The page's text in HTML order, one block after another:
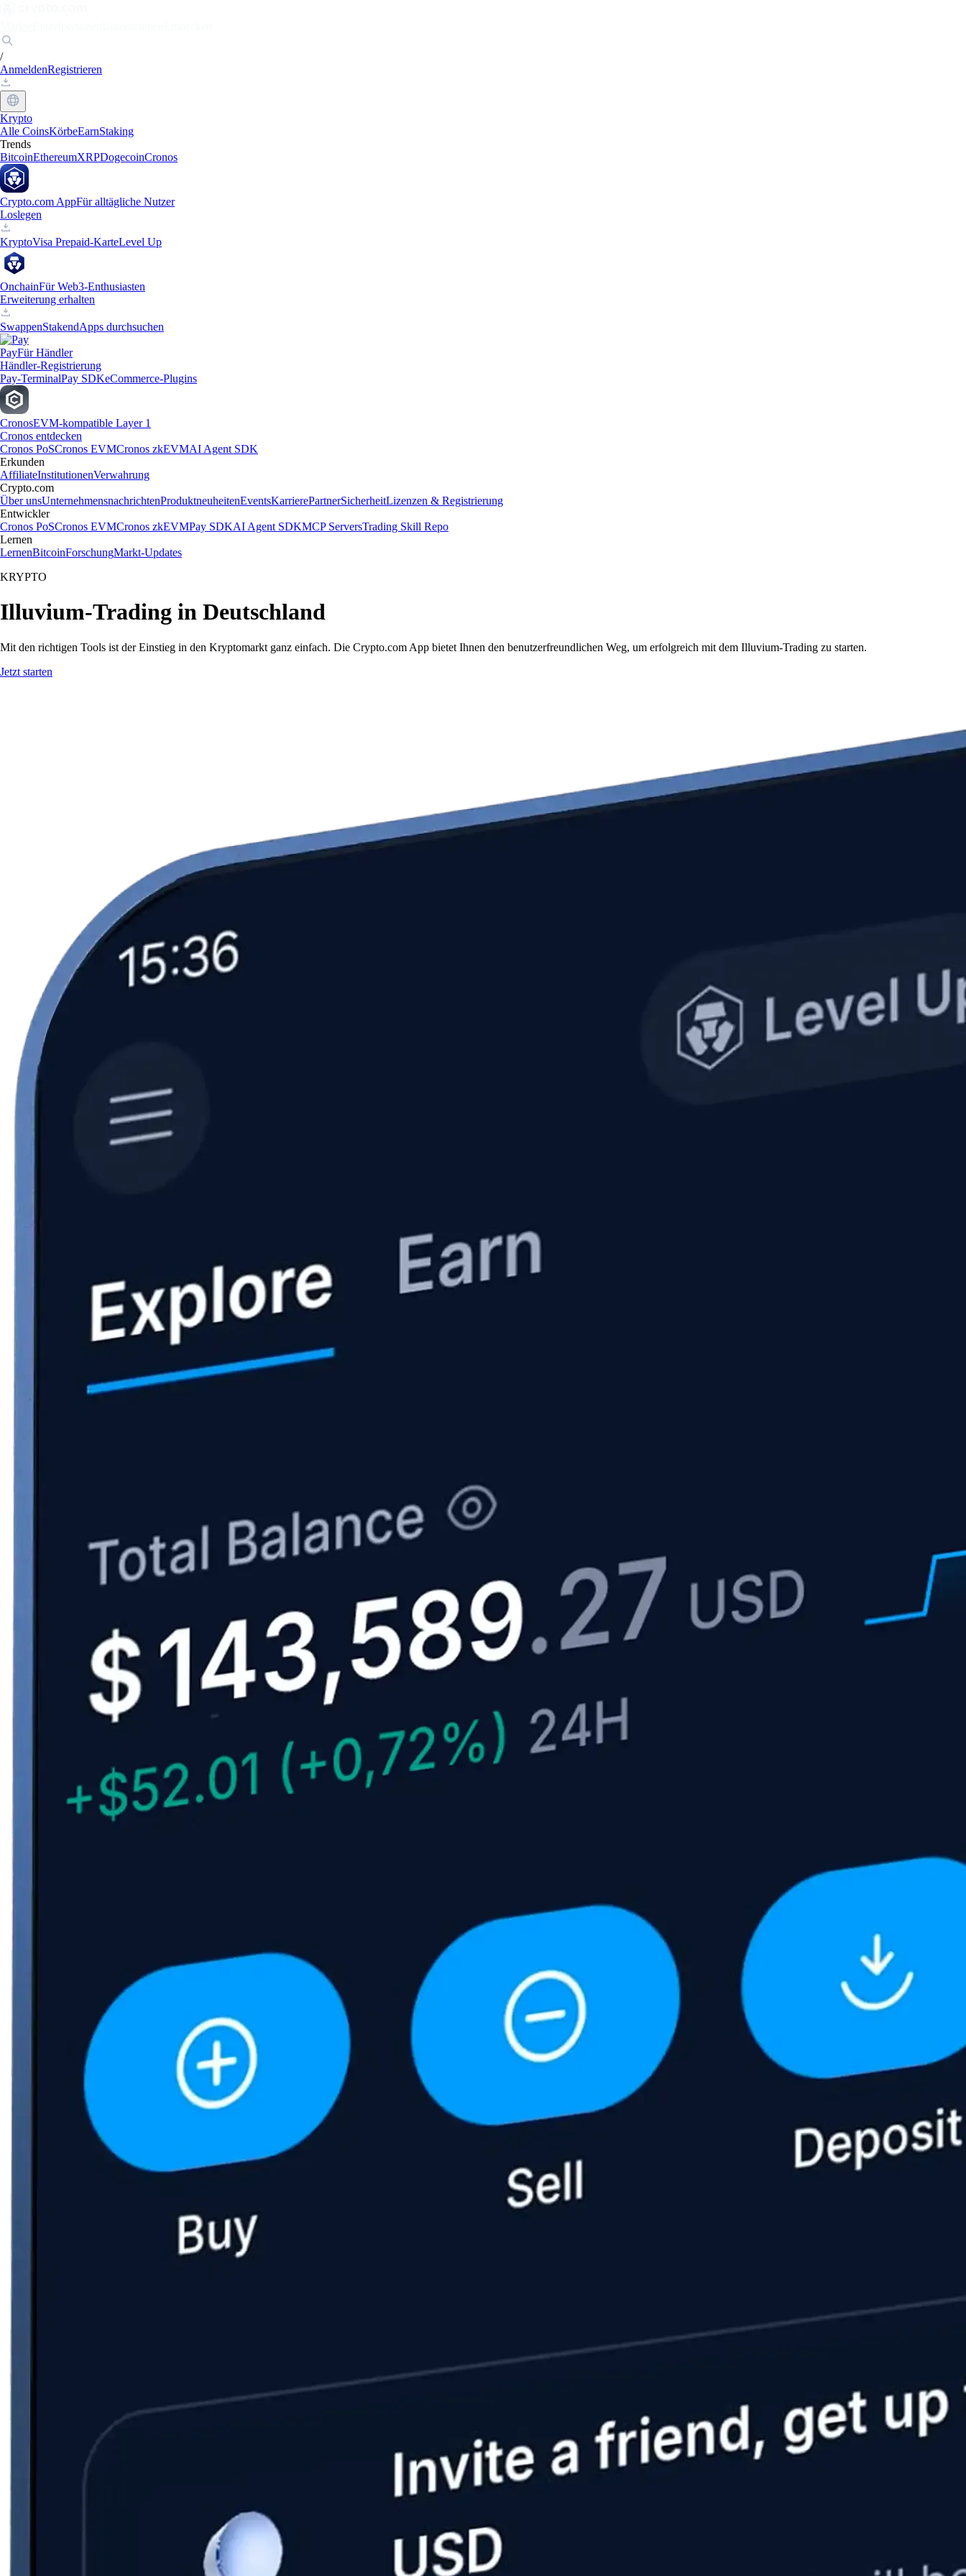
/
AnmeldenRegistrieren
Krypto
Alle CoinsKörbeEarnStaking
Trends
BitcoinEthereumXRPDogecoinCronos
Crypto.com AppFür alltägliche Nutzer
Loslegen
KryptoVisa Prepaid-KarteLevel Up
OnchainFür Web3-Enthusiasten
Erweiterung erhalten
SwappenStakendApps durchsuchen
PayFür Händler
Händler-Registrierung
Pay-TerminalPay SDKeCommerce-Plugins
CronosEVM-kompatible Layer 1
Cronos entdecken
Cronos PoSCronos EVMCronos zkEVMAI Agent SDK
Erkunden
AffiliateInstitutionenVerwahrung
Crypto.com
Über unsUnternehmensnachrichtenProduktneuheitenEventsKarrierePartnerSicherheitLizenzen & Registrierung
Entwickler
Cronos PoSCronos EVMCronos zkEVMPay SDKAI Agent SDKMCP ServersTrading Skill Repo
Lernen
LernenBitcoinForschungMarkt-Updates
KRYPTO
Illuvium-Trading in Deutschland
Mit den richtigen Tools ist der Einstieg in den Kryptomarkt ganz einfach. Die Crypto.com App bietet Ihnen den benutzerfreundlichen Weg, um erfolgreich mit dem Illuvium-Trading zu starten.
Jetzt starten